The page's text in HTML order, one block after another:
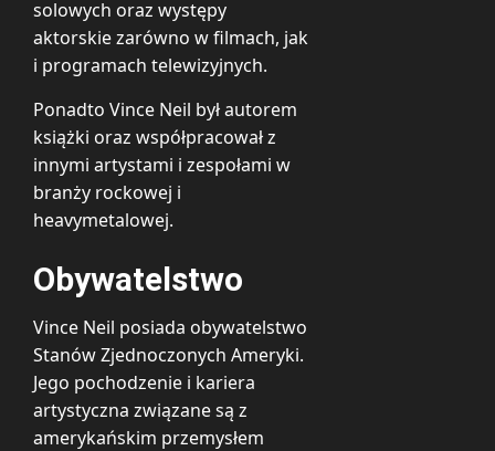
solowych oraz występy
aktorskie zarówno w filmach, jak
i programach telewizyjnych.
Ponadto Vince Neil był autorem
książki oraz współpracował z
innymi artystami i zespołami w
branży rockowej i
heavymetalowej.
Obywatelstwo
Vince Neil posiada obywatelstwo
Stanów Zjednoczonych Ameryki.
Jego pochodzenie i kariera
artystyczna związane są z
amerykańskim przemysłem